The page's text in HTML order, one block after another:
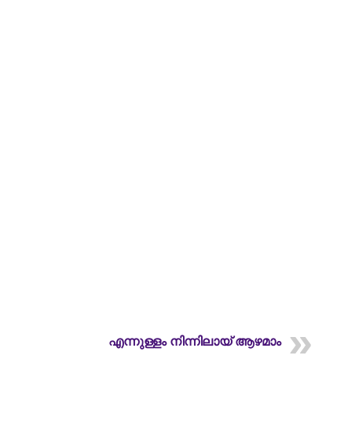
എന്നുള്ളം നിന്നിലായ് ആഴമാം